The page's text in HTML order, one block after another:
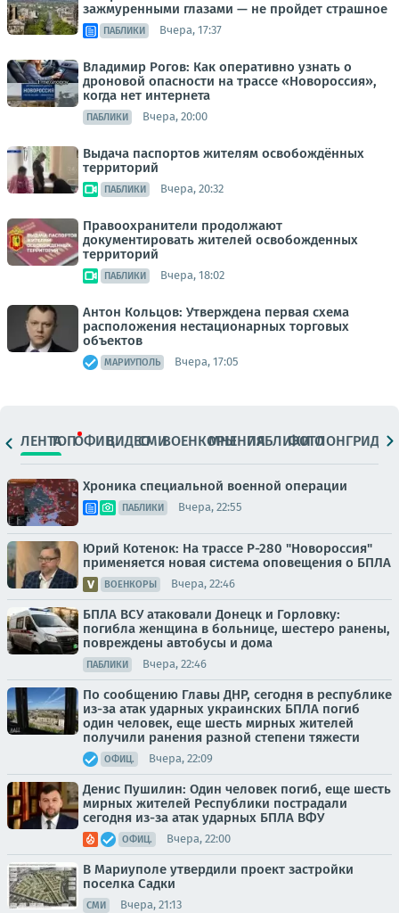
зажмуренными глазами — не пройдет страшное
ПАБЛИКИ Вчера, 17:37
Владимир Рогов: Как оперативно узнать о
дроновой опасности на трассе «Новороссия»,
когда нет интернета
ПАБЛИКИ Вчера, 20:00
Выдача паспортов жителям освобождённых
территорий
ПАБЛИКИ Вчера, 20:32
Правоохранители продолжают
документировать жителей освобожденных
территорий
ПАБЛИКИ Вчера, 18:02
Антон Кольцов: Утверждена первая схема
расположения нестационарных торговых
объектов
МАРИУПОЛЬ Вчера, 17:05
ЛЕНТАТОПОФИЦ.ВИДЕОСМИВОЕНКОРЫМНЕНИЯПАБЛИКИ
ФОТОЛОНГРИДЫ
Хроника специальной военной операции
ПАБЛИКИ Вчера, 22:55
Юрий Котенок: На трассе Р-280 "Новороссия"
применяется новая система оповещения о БПЛА
ВОЕНКОРЫ Вчера, 22:46
БПЛА ВСУ атаковали Донецк и Горловку:
погибла женщина в больнице, шестеро ранены,
повреждены автобусы и дома
ПАБЛИКИ Вчера, 22:46
По сообщению Главы ДНР, сегодня в республике
из-за атак ударных украинских БПЛА погиб
один человек, еще шесть мирных жителей
получили ранения разной степени тяжести
ОФИЦ. Вчера, 22:09
Денис Пушилин: Один человек погиб, еще шесть
мирных жителей Республики пострадали
сегодня из-за атак ударных БПЛА ВФУ
ОФИЦ. Вчера, 22:00
В Мариуполе утвердили проект застройки
поселка Садки
СМИ Вчера, 21:13